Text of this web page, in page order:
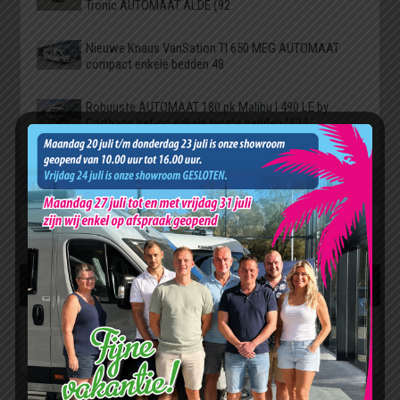
Tronic AUTOMAAT ALDE (92
Nieuwe Knaus VanSation TI 650 MEG AUTOMAAT
compact enkele bedden 48
Robuuste AUTOMAAT 180 pk Malibu I 490 LE by
Carthago hef-en enkele lengte bedden (124
RECENSIES
Bekijk hier alle recensies